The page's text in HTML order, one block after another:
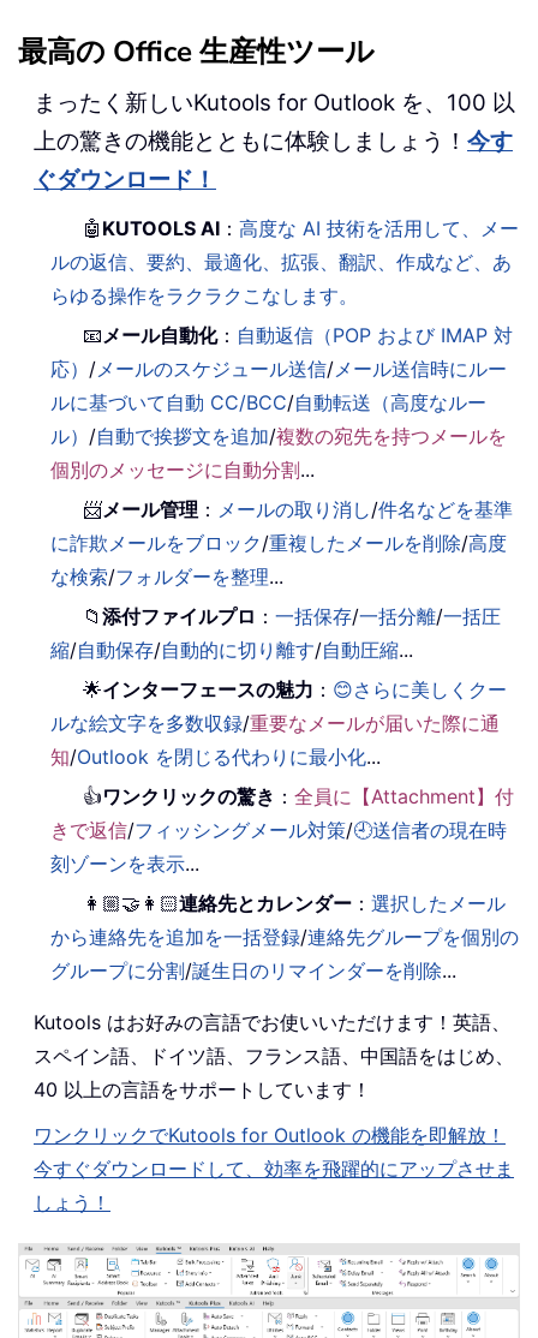
最高の Office 生産性ツール
まったく新しいKutools for Outlook を、100 以
上の驚きの機能とともに体験しましょう！ 今す
ぐダウンロード！
🤖 KUTOOLS AI ：高度な AI 技術を活用して、メー
ルの返信、要約、最適化、拡張、翻訳、作成など、あ
らゆる操作をラクラクこなします。
📧メール自動化： 自動返信（POP および IMAP 対
応） /メールのスケジュール送信/メール送信時にルー
ルに基づいて自動 CC/BCC/自動転送（高度なルー
ル） /自動で挨拶文を追加/複数の宛先を持つメールを
個別のメッセージに自動分割...
📨メール管理 ： メールの取り消し/件名などを基準
に詐欺メールをブロック/重複したメールを削除/高度
な検索/フォルダーを整理...
📁添付ファイルプロ ：一括保存/一括分離/一括圧
縮/自動保存/自動的に切り離す/自動圧縮...
🌟インターフェースの魅力 ： 😊さらに美しくクー
ルな絵文字を多数収録/重要なメールが届いた際に通
知/Outlook を閉じる代わりに最小化...
👍ワンクリックの驚き ：全員に【Attachment】付
きで返信/フィッシングメール対策/🕘送信者の現在時
刻ゾーンを表示...
👩🏼‍🤝‍👩🏻連絡先とカレンダー ：選択したメール
から連絡先を追加を一括登録/連絡先グループを個別の
グループに分割/誕生日のリマインダーを削除...
Kutools はお好みの言語でお使いいただけます！英語、
スペイン語、ドイツ語、フランス語、中国語をはじめ、
40 以上の言語をサポートしています！
ワンクリックでKutools for Outlook の機能を即解放！
今すぐダウンロードして、効率を飛躍的にアップさせま
しょう！